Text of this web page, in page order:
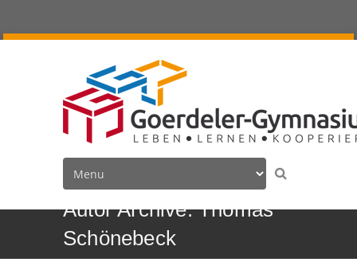
Autor Archive: Thomas
Schönebeck